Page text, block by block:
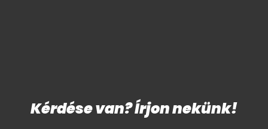
Kérdése van? Írjon nekünk!